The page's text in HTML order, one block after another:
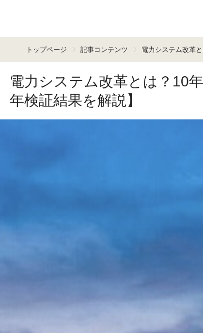
トップページ 記事コンテンツ 電力システム改革
電力システム改革とは？10
年検証結果を解説】